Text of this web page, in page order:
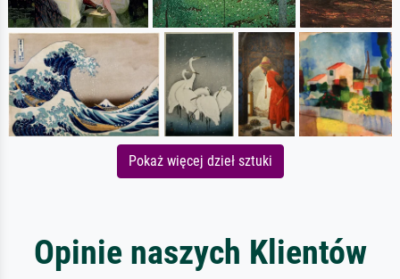
Pokaż więcej dzieł sztuki
Opinie naszych Klientów